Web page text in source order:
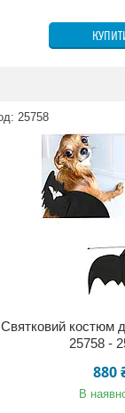
25758
Святковий костюм
25758 -
880
В